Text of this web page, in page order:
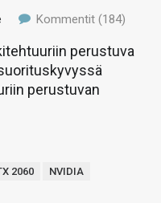
Kommentit (184)
perustuva
perustuvan
2060
NVIDIA